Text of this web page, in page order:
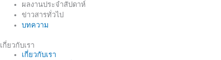
ผลงานประจำสัปดาห์
ข่าวสารทั่วไป
บทความ
เกี่ยวกับเรา
เกี่ยวกับเรา